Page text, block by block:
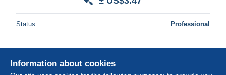
Status Professional
New
Information about cookies